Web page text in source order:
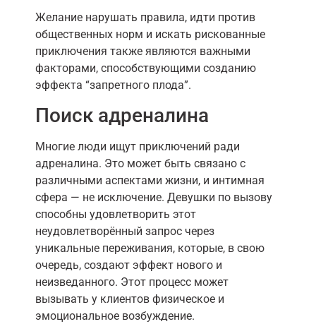
Желание нарушать правила, идти против
общественных норм и искать рискованные
приключения также являются важными
факторами, способствующими созданию
эффекта “запретного плода”.
Поиск адреналина
Многие люди ищут приключений ради
адреналина. Это может быть связано с
различными аспектами жизни, и интимная
сфера — не исключение. Девушки по вызову
способны удовлетворить этот
неудовлетворённый запрос через
уникальные переживания, которые, в свою
очередь, создают эффект нового и
неизведанного. Этот процесс может
вызывать у клиентов физическое и
эмоциональное возбуждение.